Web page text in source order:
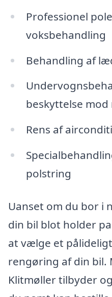
Professionel
voksbehandling
Behandling af
beskyttelse mod
Rens af
polstring
Uanset om du bor i
din bil blot holder
at vælge et
rengøring af din bil.
Klitmøller tilbyder